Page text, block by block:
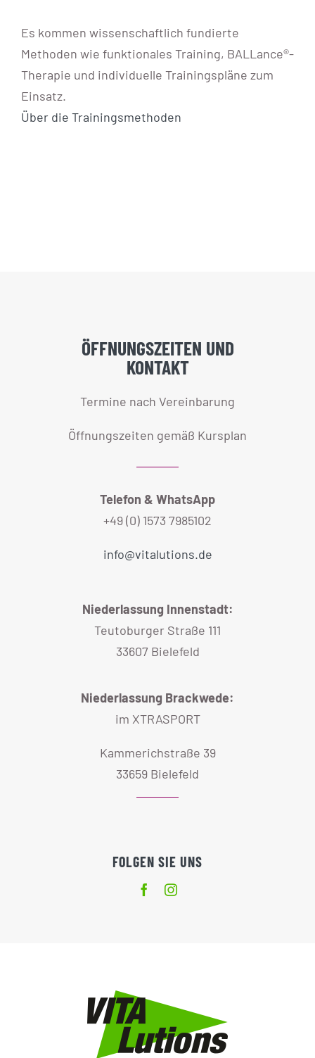
KONTAKT AUFNEHMEN
Es kommen wissenschaftlich fundierte
Methoden wie funktionales Training, BALLance®-
Therapie und individuelle Trainingspläne zum
Einsatz.
Über die Trainingsmethoden
ÖFFNUNGSZEITEN UND
KONTAKT
Termine nach Vereinbarung
Öffnungszeiten gemäß Kursplan
Telefon & WhatsApp
+49 (0) 1573 7985102
info@vitalutions.de
Niederlassung Innenstadt:
Teutoburger Straße 111
33607 Bielefeld
Niederlassung Brackwede:
im XTRASPORT
Kammerichstraße 39
33659 Bielefeld
FOLGEN SIE UNS